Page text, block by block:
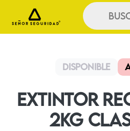
Búsqueda
de
Disponible
Extintor
2kg